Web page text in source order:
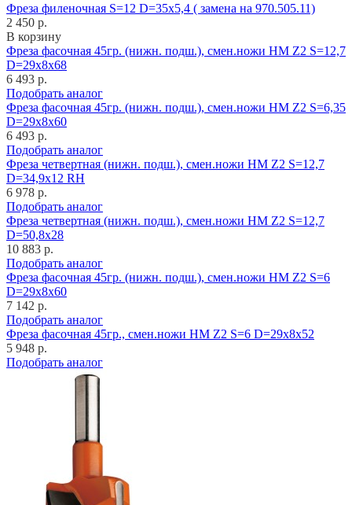
Фреза филеночная S=12 D=35x5,4 ( замена на 970.505.11)
2 450 р.
В корзину
Фреза фасочная 45гр. (нижн. подш.), смен.ножи HM Z2 S=12,7
D=29x8x68
6 493 р.
Подобрать аналог
Фреза фасочная 45гр. (нижн. подш.), смен.ножи HM Z2 S=6,35
D=29x8x60
6 493 р.
Подобрать аналог
Фреза четвертная (нижн. подш.), смен.ножи HM Z2 S=12,7
D=34,9x12 RH
6 978 р.
Подобрать аналог
Фреза четвертная (нижн. подш.), смен.ножи HM Z2 S=12,7
D=50,8x28
10 883 р.
Подобрать аналог
Фреза фасочная 45гр. (нижн. подш.), смен.ножи HM Z2 S=6
D=29x8x60
7 142 р.
Подобрать аналог
Фреза фасочная 45гр., смен.ножи HM Z2 S=6 D=29x8x52
5 948 р.
Подобрать аналог